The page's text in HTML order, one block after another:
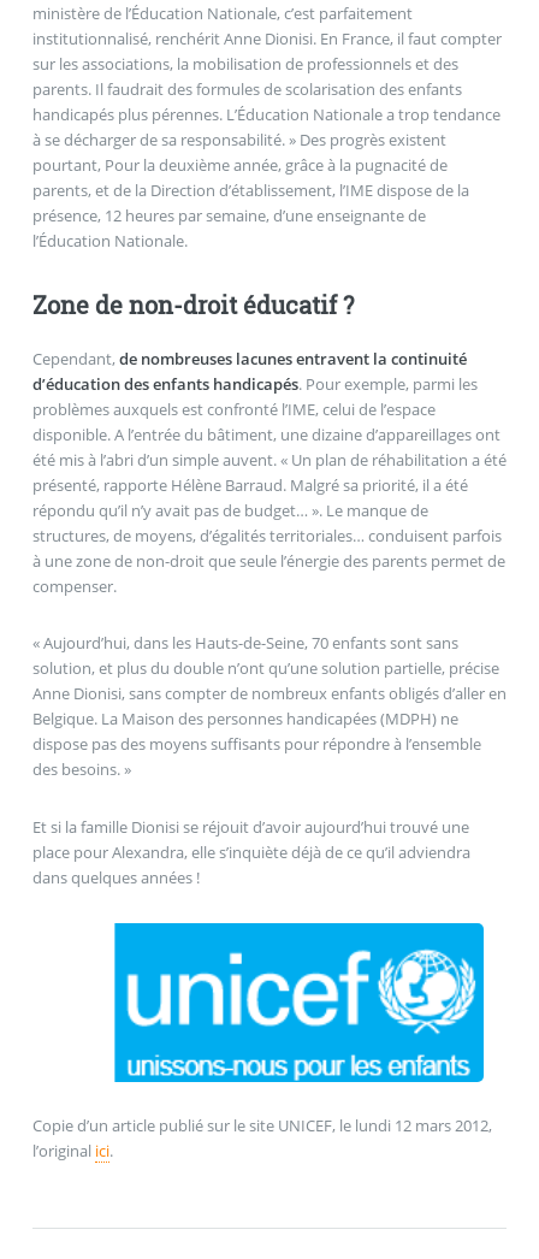
ministère de l’Éducation Nationale, c’est parfaitement
institutionnalisé, renchérit Anne Dionisi. En France, il faut compter
sur les associations, la mobilisation de professionnels et des
parents. Il faudrait des formules de scolarisation des enfants
handicapés plus pérennes. L’Éducation Nationale a trop tendance
à se décharger de sa responsabilité. » Des progrès existent
pourtant, Pour la deuxième année, grâce à la pugnacité de
parents, et de la Direction d’établissement, l’IME dispose de la
présence, 12 heures par semaine, d’une enseignante de
l’Éducation Nationale.
Zone de non-droit éducatif ?
Cependant, de nombreuses lacunes entravent la continuité
d’éducation des enfants handicapés. Pour exemple, parmi les
problèmes auxquels est confronté l’IME, celui de l’espace
disponible. A l’entrée du bâtiment, une dizaine d’appareillages ont
été mis à l’abri d’un simple auvent. « Un plan de réhabilitation a été
présenté, rapporte Hélène Barraud. Malgré sa priorité, il a été
répondu qu’il n’y avait pas de budget… ». Le manque de
structures, de moyens, d’égalités territoriales… conduisent parfois
à une zone de non-droit que seule l’énergie des parents permet de
compenser.
« Aujourd’hui, dans les Hauts-de-Seine, 70 enfants sont sans
solution, et plus du double n’ont qu’une solution partielle, précise
Anne Dionisi, sans compter de nombreux enfants obligés d’aller en
Belgique. La Maison des personnes handicapées (MDPH) ne
dispose pas des moyens suffisants pour répondre à l’ensemble
des besoins. »
Et si la famille Dionisi se réjouit d’avoir aujourd’hui trouvé une
place pour Alexandra, elle s’inquiète déjà de ce qu’il adviendra
dans quelques années !
Copie d’un article publié sur le site UNICEF, le lundi 12 mars 2012,
l’original ici.